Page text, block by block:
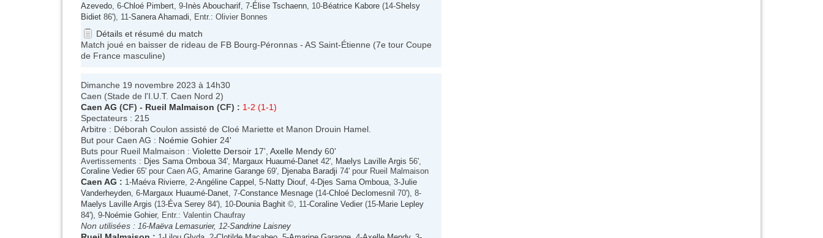
Azevedo , 6-Chloé Pimbert , 9- Inès Aboucharif , 7-Élise Tschaenn , 10-Béatrice Kabore (14-Shelsy
Bidiet 86'), 11-Sanera Ahamadi , Entr.: Olivier Bonnes
Détails et résumé du match
Match joué en baisser de rideau de FB Bourg-Péronnas - AS Saint-Étienne (7e tour Coupe
de France masculine)
Dimanche 19 novembre 2023 à 14h30
Caen (Stade de l'I.U.T. Caen Nord 2)
Caen AG (CF) - Rueil Malmaison (CF) : 1-2 (1-1)
Spectateurs : 215
Arbitre : Déborah Coulon assisté de Cloé Mariette et Manon Drouin Hamel.
But pour Caen AG : Noémie Gohier 24'
Buts pour Rueil Malmaison : Violette Dersoir 17', Axelle Mendy 60'
Avertissements : Djes Sama Omboua 34', Margaux Huaumé-Danet 42', Maelys Laville Argis 56',
Coraline Vedier 65' pour Caen AG, Amarine Garange 69', Djenaba Baradji 74' pour Rueil Malmaison
Caen AG : 1-Maéva Rivierre , 2-Angéline Cappel , 5-Natty Diouf , 4-Djes Sama Omboua , 3-Julie
Vanderheyden , 6-Margaux Huaumé-Danet , 7-Constance Mesnage (14-Chloé Declomesnil 70'), 8-
Maelys Laville Argis (13-Éva Serey 84'), 10-Dounia Baghit ©, 11-Coraline Vedier (15-Marie Lepley
84'), 9-Noémie Gohier, Entr.: Valentin Chaufray
Non utilisées : 16-Maëva Lemasurier, 12-Sandrine Laisney